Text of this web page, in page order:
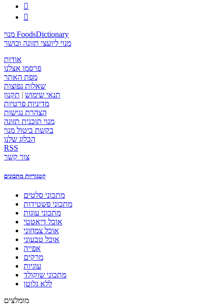


מנוי FoodsDictionary
מנוי ליועצי תזונה וכושר
אודות
פרסמו אצלנו
מפת האתר
שאלות נפוצות
תנאי שימוש | תקנון
מדיניות פרטיות
הצהרת נגישות
מנוי תוכנית תזונה
בקשת ביטול מנוי
הבלוג שלנו
RSS
צור קשר
קטגוריות מתכונים
מתכוני סלטים
מתכוני פשטידות
מתכוני עוגות
אוכל דיאטטי
אוכל צמחוני
אוכל טבעוני
אפייה
מרקים
עוגיות
מתכוני שוקולד
ללא גלוטן
מומלצים